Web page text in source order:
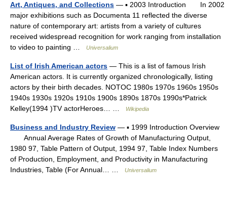
Art, Antiques, and Collections — ▪ 2003 Introduction In 2002
major exhibitions such as Documenta 11 reflected the diverse
nature of contemporary art: artists from a variety of cultures
received widespread recognition for work ranging from installation
to video to painting …
Universalium
List of Irish American actors — This is a list of famous Irish
American actors. It is currently organized chronologically, listing
actors by their birth decades. NOTOC 1980s 1970s 1960s 1950s
1940s 1930s 1920s 1910s 1900s 1890s 1870s 1990s*Patrick
Kelley(1994 )TV actorHeroes… …
Wikipedia
Business and Industry Review — ▪ 1999 Introduction Overview
Annual Average Rates of Growth of Manufacturing Output,
1980 97, Table Pattern of Output, 1994 97, Table Index Numbers
of Production, Employment, and Productivity in Manufacturing
Industries, Table (For Annual… …
Universalium